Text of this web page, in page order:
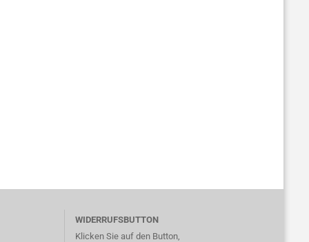
WIDERRUFSBUTTON
Klicken Sie auf den Button,